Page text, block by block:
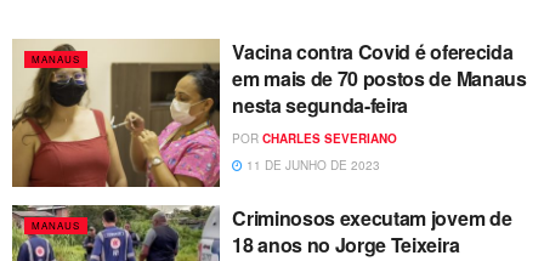
MANAUS
Vacina contra Covid é oferecida
em mais de 70 postos de Manaus
nesta segunda-feira
POR CHARLES SEVERIANO
11 DE JUNHO DE 2023
MANAUS
Criminosos executam jovem de
18 anos no Jorge Teixeira